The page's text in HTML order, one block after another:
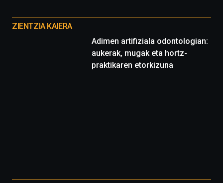
proyectos
ZIENTZIA KAIERA
Adimen artifiziala odontologian:
aukerak, mugak eta hortz-
praktikaren etorkizuna